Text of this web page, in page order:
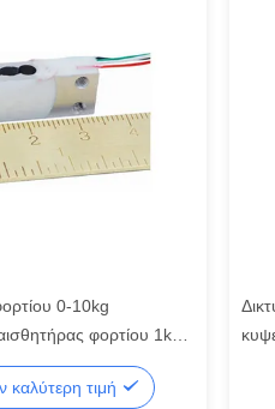
0-10kg
φορτίου 1kg
20kg Κύτταρο φορτίου
καλύτερη τιμή